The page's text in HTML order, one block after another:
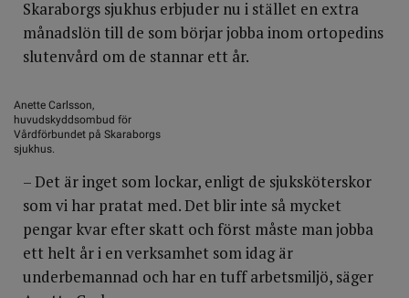
Skaraborgs sjukhus erbjuder nu i stället en extra
månadslön till de som börjar jobba inom ortopedins
slutenvård om de stannar ett år.
Anette Carlsson,
huvudskyddsombud för
Vårdförbundet på Skaraborgs
sjukhus.
– Det är inget som lockar, enligt de sjuksköterskor
som vi har pratat med. Det blir inte så mycket
pengar kvar efter skatt och först måste man jobba
ett helt år i en verksamhet som idag är
underbemannad och har en tuff arbetsmiljö, säger